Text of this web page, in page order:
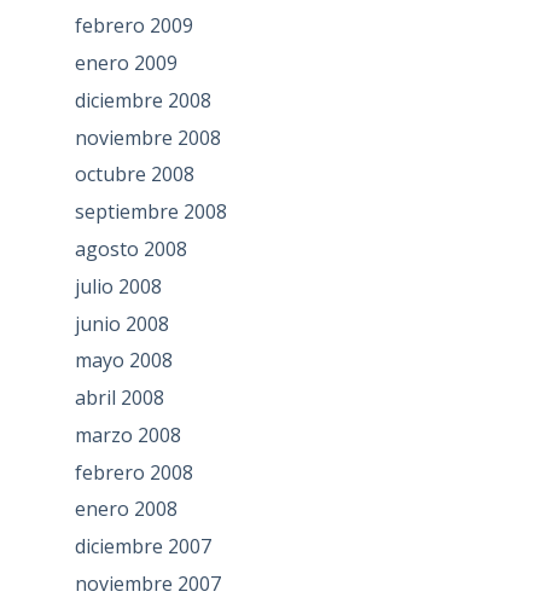
febrero 2009
enero 2009
diciembre 2008
noviembre 2008
octubre 2008
septiembre 2008
agosto 2008
julio 2008
junio 2008
mayo 2008
abril 2008
marzo 2008
febrero 2008
enero 2008
diciembre 2007
noviembre 2007